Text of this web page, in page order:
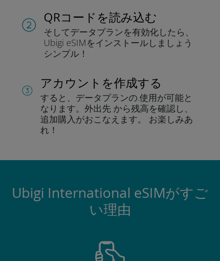
QRコードを読み込む
そしてデータプランを有効化したら、
Ubigi eSIMをインストールしま しょう
シンプル！
アカウントを作成する
すると、データプランの.使用が可能と
なります。 外出先 から残高を確認し、
追加購入がおこなえます。
お楽しみあ
れ！
Ubigi International eSIMがすご
い理由